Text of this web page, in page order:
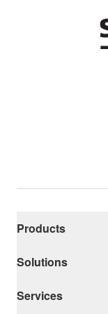
Products
Solutions
Services